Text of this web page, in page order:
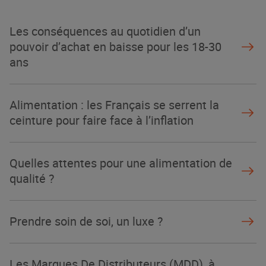
Les conséquences au quotidien d’un
pouvoir d’achat en baisse pour les 18-30
ans
Alimentation : les Français se serrent la
ceinture pour faire face à l’inflation
Quelles attentes pour une alimentation de
qualité ?
Prendre soin de soi, un luxe ?